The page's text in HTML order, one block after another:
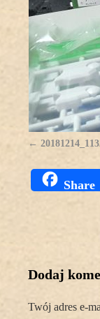
Share
Dodaj
Twój adres e-